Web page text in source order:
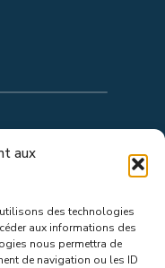
aux
des technologies
aux informations des
nous permettra de
de navigation ou les ID